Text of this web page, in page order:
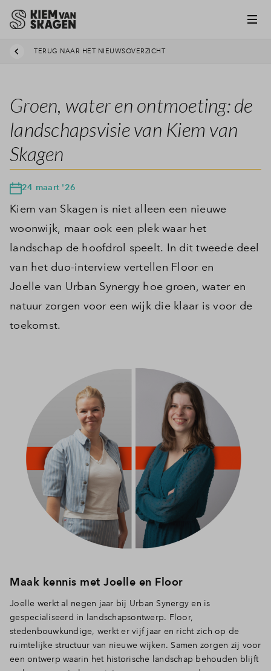
TERUG NAAR HET NIEUWSOVERZICHT
Groen, water en ontmoeting: de
landschapsvisie van Kiem van
Skagen
24 maart '26
Kiem van Skagen is niet alleen een nieuwe
woonwijk, maar ook een plek waar het
landschap de hoofdrol speelt. In dit tweede deel
van het duo-interview vertellen Floor en
Joelle van Urban Synergy hoe groen, water en
natuur zorgen voor een wijk die klaar is voor de
toekomst.
Maak kennis met Joelle en Floor
Joelle werkt al negen jaar bij Urban Synergy en is
gespecialiseerd in landschapsontwerp. Floor,
stedenbouwkundige, werkt er vijf jaar en richt zich op de
ruimtelijke structuur van nieuwe wijken. Samen zorgen zij voor
een ontwerp waarin het historische landschap behouden blijft